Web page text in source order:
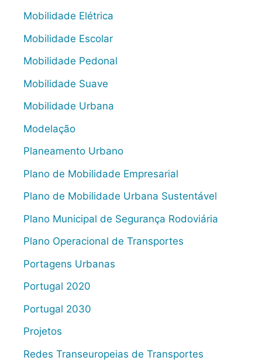
Mobilidade Elétrica
Mobilidade Escolar
Mobilidade Pedonal
Mobilidade Suave
Mobilidade Urbana
Modelação
Planeamento Urbano
Plano de Mobilidade Empresarial
Plano de Mobilidade Urbana Sustentável
Plano Municipal de Segurança Rodoviária
Plano Operacional de Transportes
Portagens Urbanas
Portugal 2020
Portugal 2030
Projetos
Redes Transeuropeias de Transportes